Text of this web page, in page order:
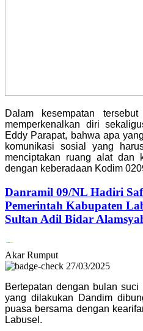
Dalam kesempatan
memperkenalkan diri
Eddy Parapat, bahwa apa
komunikasi sosial yang
menciptakan ruang alat dan
dengan keberadaan Kodim
Danramil 09/NL Hadiri
Pemerintah Kabupaten
Sultan Adil Bidar
Akar Rumput
27/03/2025
Bertepatan dengan bulan
yang dilakukan Dandim
puasa bersama dengan
Labusel.